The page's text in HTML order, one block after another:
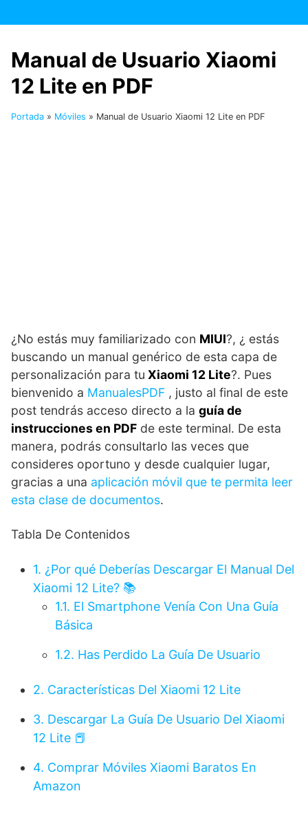
al
Manual de Usuario Xiaomi
12 Lite en PDF
Portada » Móviles » Manual de Usuario Xiaomi 12 Lite en PDF
¿No estás muy familiarizado con MIUI?, ¿ estás
buscando un manual genérico de esta capa de
personalización para tu Xiaomi 12 Lite?. Pues
bienvenido a ManualesPDF , justo al final de este
post tendrás acceso directo a la guía de
instrucciones en PDF de este terminal. De esta
manera, podrás consultarlo las veces que
consideres oportuno y desde cualquier lugar,
gracias a una aplicación móvil que te permita leer
esta clase de documentos.
Tabla De Contenidos
1. ¿Por qué Deberías Descargar El Manual Del
Xiaomi 12 Lite? 📚
1.1. El Smartphone Venía Con Una Guía
Básica
1.2. Has Perdido La Guía De Usuario
2. Características Del Xiaomi 12 Lite
3. Descargar La Guía De Usuario Del Xiaomi
12 Lite 📕
4. Comprar Móviles Xiaomi Baratos En
Amazon